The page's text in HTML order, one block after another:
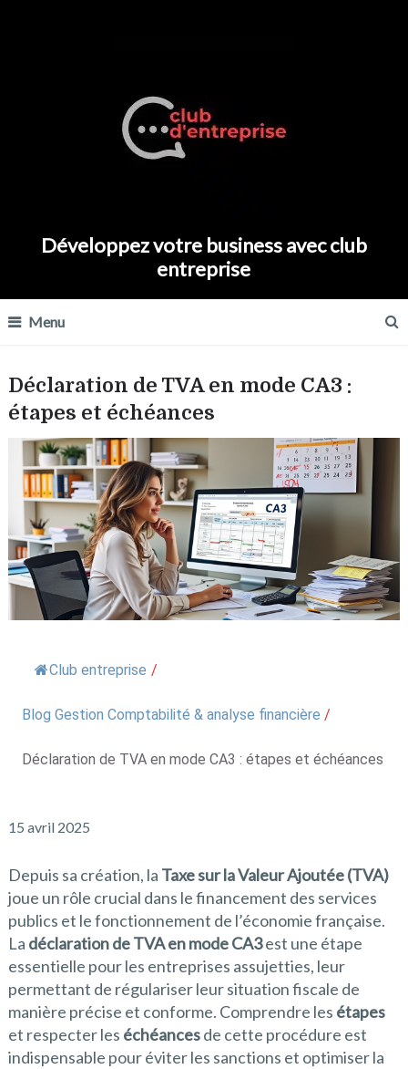
Développez votre business avec club
entreprise
Menu
Déclaration de TVA en mode CA3 :
étapes et échéances
Club entreprise /
Blog Gestion Comptabilité & analyse financière /
Déclaration de TVA en mode CA3 : étapes et échéances
15 avril 2025
Depuis sa création, la Taxe sur la Valeur Ajoutée (TVA)
joue un rôle crucial dans le financement des services
publics et le fonctionnement de l’économie française.
La déclaration de TVA en mode CA3est une étape
essentielle pour les entreprises assujetties, leur
permettant de régulariser leur situation fiscale de
manière précise et conforme. Comprendre les étapes
et respecter les échéancesde cette procédure est
indispensable pour éviter les sanctions et optimiser la